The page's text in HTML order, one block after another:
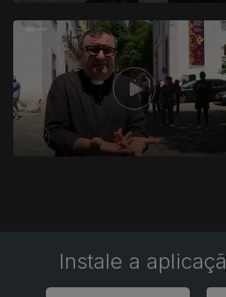
Instale a